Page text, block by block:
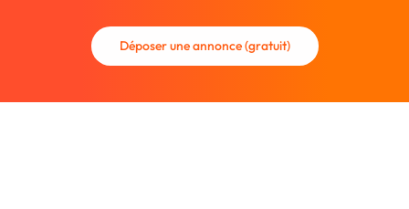
Déposer une annonce (gratuit)